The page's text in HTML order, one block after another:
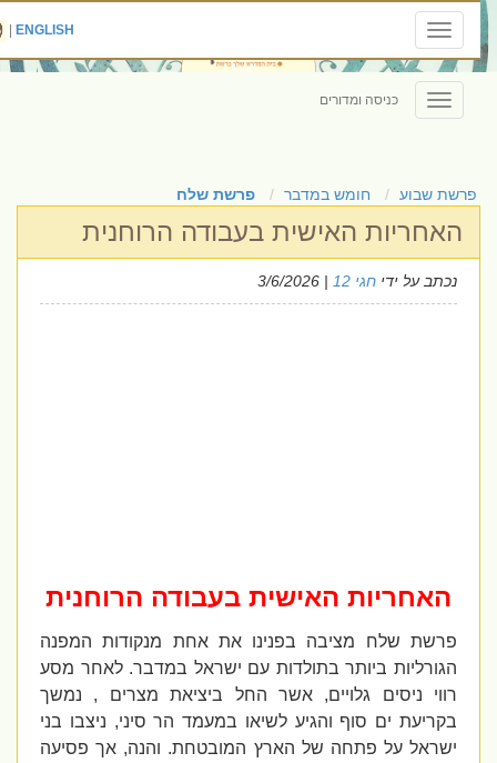
Toggle
navigation
ENGLISH
|
Toggle
navigation
כניסה ומדורים
פרשת שבוע חומש במדבר פרשת שלח
האחריות האישית בעבודה הרוחנית
נכתב על ידיחגי 12 | 3/6/2026
האחריות האישית בעבודה הרוחנית
פרשת שלח מציבה בפנינו את אחת מנקודות המפנה
הגורליות ביותר בתולדות עם ישראל במדבר. לאחר מסע
רווי ניסים גלויים, אשר החל ביציאת מצרים , נמשך
בקריעת ים סוף והגיע לשיאו במעמד הר סיני, ניצבו בני
ישראל על פתחה של הארץ המובטחת. והנה, אך פסיעה